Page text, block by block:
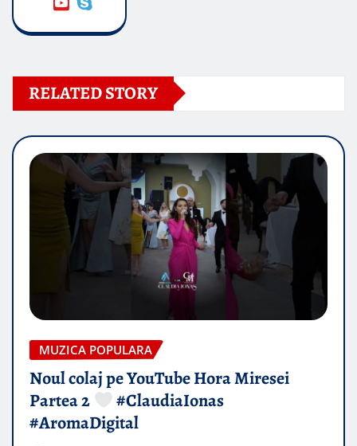
RELATED STORY
MUZICA POPULARA
Noul colaj pe YouTube Hora Miresei
Partea 2
#ClaudiaIonas
#AromaDigital